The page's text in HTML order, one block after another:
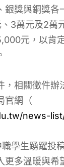
銀獎與銅獎各
3萬元及2萬
元，以肯
，相關徵件辦
官網（
news-
學生踴躍投
更多溫暖與希